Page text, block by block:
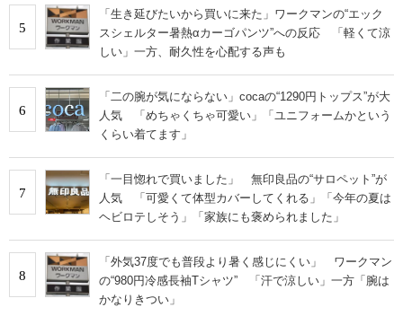
5
「生き延びたいから買いに来た」ワークマンの“エック
スシェルター暑熱αカーゴパンツ”への反応 「軽くて涼
しい」一方、耐久性を心配する声も
6
「二の腕が気にならない」cocaの“1290円トップス”が大
人気 「めちゃくちゃ可愛い」「ユニフォームかという
くらい着てます」
7
「一目惚れで買いました」 無印良品の“サロペット”が
人気 「可愛くて体型カバーしてくれる」「今年の夏は
ヘビロテしそう」「家族にも褒められました」
8
「外気37度でも普段より暑く感じにくい」 ワークマン
の“980円冷感長袖Tシャツ” 「汗で涼しい」一方「腕は
かなりきつい」